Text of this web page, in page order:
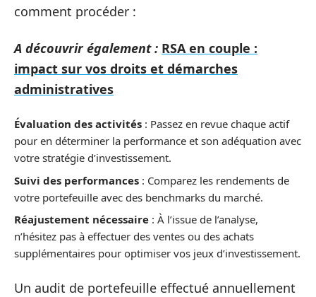
comment procéder :
A découvrir également : RSA en couple :
impact sur vos droits et démarches
administratives
Évaluation des activités : Passez en revue chaque actif
pour en déterminer la performance et son adéquation avec
votre stratégie d’investissement.
Suivi des performances : Comparez les rendements de
votre portefeuille avec des benchmarks du marché.
Réajustement nécessaire : À l’issue de l’analyse,
n’hésitez pas à effectuer des ventes ou des achats
supplémentaires pour optimiser vos jeux d’investissement.
Un audit de portefeuille effectué annuellement